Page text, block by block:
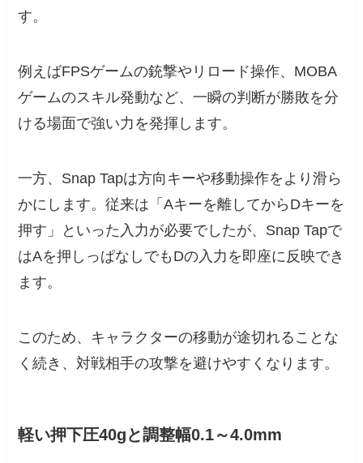
す。
例えばFPSゲームの銃撃やリロード操作、MOBA
ゲームのスキル発動など、一瞬の判断が勝敗を分
ける場面で強い力を発揮します。
一方、Snap Tapは方向キーや移動操作をより滑ら
かにします。従来は「Aキーを離してからDキーを
押す」といった入力が必要でしたが、Snap Tapで
はAを押しっぱなしでもDの入力を即座に反映でき
ます。
このため、キャラクターの移動が途切れることな
く続き、対戦相手の攻撃を避けやすくなります。
軽い押下圧40gと調整幅0.1～4.0mm